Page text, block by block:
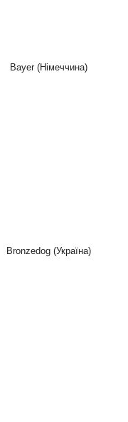
Bayer (Німеччина)
Bronzedog (Україна)